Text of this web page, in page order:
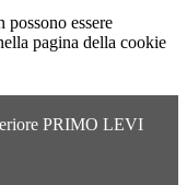
essere
pagina della cookie
PRIMO LEVI